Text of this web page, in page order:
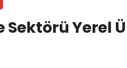
Sektörü Yerel